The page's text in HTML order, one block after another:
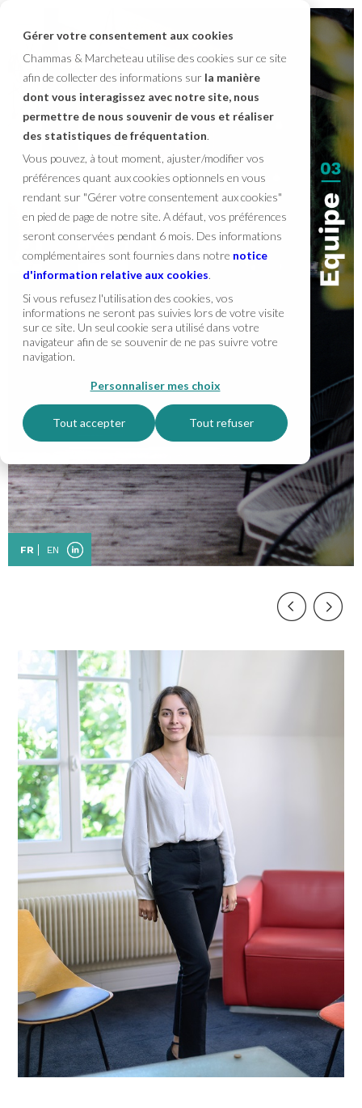
Gérer votre consentement aux cookies
Chammas & Marcheteau utilise des cookies sur ce site
afin de collecter des informations sur la manière
dont vous interagissez avec notre site, nous
permettre de nous souvenir de vous et réaliser
des statistiques de fréquentation.
Vous pouvez, à tout moment, ajuster/modifier vos
préférences quant aux cookies optionnels en vous
rendant sur "Gérer votre consentement aux cookies"
en pied de page de notre site. A défaut, vos préférences
seront conservées pendant 6 mois. Des informations
complémentaires sont fournies dans notre notice
d'information relative aux cookies.
Si vous refusez l'utilisation des cookies, vos
informations ne seront pas suivies lors de votre visite
sur ce site. Un seul cookie sera utilisé dans votre
navigateur afin de se souvenir de ne pas suivre votre
navigation.
Personnaliser mes choix
Tout accepter Tout refuser
FR EN